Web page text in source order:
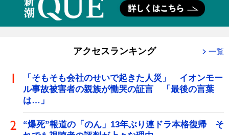
アクセスランキング 一覧
「そもそも会社のせいで起きた人災」 イオンモー
ル事故被害者の親族が慟哭の証言 「最後の言葉
は…」
“爆死”報道の「のん」13年ぶり連ドラ本格復帰 そ